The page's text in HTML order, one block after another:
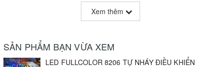
nhiều trong karaoke, quán bar, quảng cáo, trang trí Led full
full có độ bền cực cao, chống chọi với thời tiết tốt. Nhờ mỗi
bóng đều có 3 màu cơ bản gồm màu đỏ, màu xanh lá, màu
Xem thêm
SẢN PHẨM BẠN VỪA XEM
LED FULLCOLOR 8206 TỰ NHÁY ĐIỀU KHIỂN